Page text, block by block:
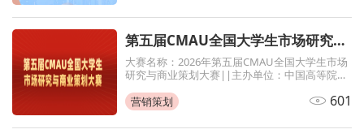
第五届CMAU全国大学生市场研究与商业策划大赛
大赛名称：2026年第五届CMAU全国大学生市场
研究与商业策划大赛||主办单位：中国高等院校
见数（www.credamo.com）
营销策划 601